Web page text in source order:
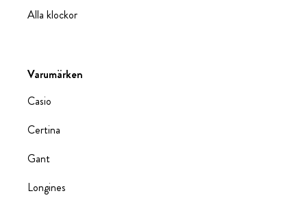
Alla klockor
Varumärken
Casio
Certina
Gant
Longines